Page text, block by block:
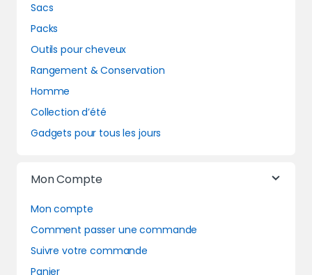
Sacs
Packs
Outils pour cheveux
Rangement & Conservation
Homme
Collection d’été
Gadgets pour tous les jours
Mon Compte
Mon compte
Comment passer une commande
Suivre votre commande
Panier